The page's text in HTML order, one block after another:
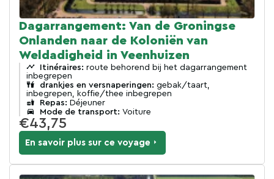
Dagarrangement: Van de Groningse
Onlanden naar de Koloniën van
Weldadigheid in Veenhuizen
Itinéraires: route behorend bij het dagarrangement
inbegrepen
drankjes en versnaperingen: gebak/taart,
inbegrepen, koffie/thee inbegrepen
Repas: Déjeuner
Mode de transport: Voiture
€43,75
En savoir plus sur ce voyage